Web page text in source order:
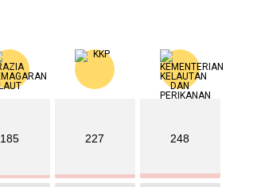
185 227 248